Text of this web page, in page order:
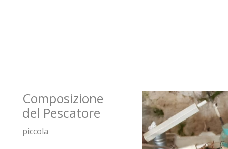
Composizione
del Pescatore
piccola